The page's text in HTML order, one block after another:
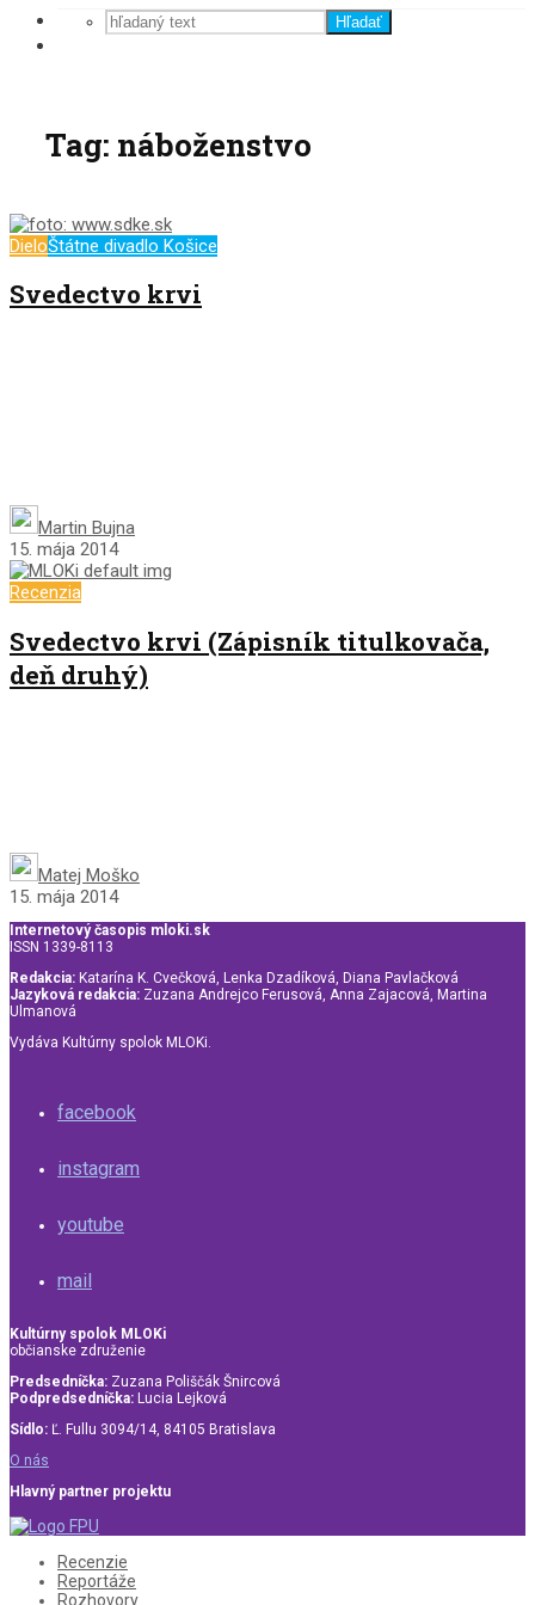
Hľadať
Tag: náboženstvo
DieloŠtátne divadlo Košice
Svedectvo krvi
Martin Bujna
15. mája 2014
Recenzia
Svedectvo krvi (Zápisník titulkovača,
deň druhý)
Matej Moško
15. mája 2014
Internetový časopis mloki.sk
ISSN 1339-8113
Redakcia: Katarína K. Cvečková, Lenka Dzadíková, Diana Pavlačková
Jazyková redakcia: Zuzana Andrejco Ferusová, Anna Zajacová, Martina
Ulmanová
Vydáva Kultúrny spolok MLOKi.
facebook
instagram
youtube
mail
Kultúrny spolok MLOKi
občianske združenie
Predsedníčka: Zuzana Poliščák Šnircová
Podpredsedníčka: Lucia Lejková
Sídlo: Ľ. Fullu 3094/14, 84105 Bratislava
O nás
Hlavný partner projektu
Recenzie
Reportáže
Rozhovory